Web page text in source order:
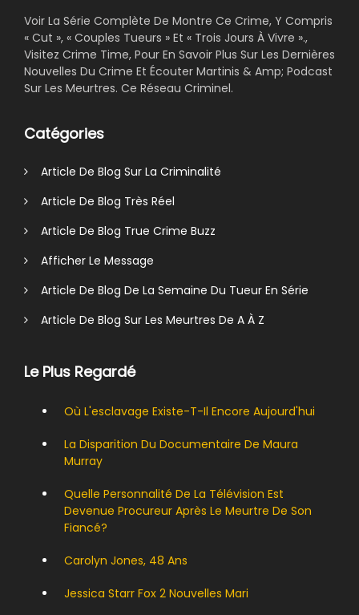
Voir La Série Complète De Montre Ce Crime, Y Compris
« Cut », « Couples Tueurs » Et « Trois Jours À Vivre ».,
Visitez Crime Time, Pour En Savoir Plus Sur Les Dernières
Nouvelles Du Crime Et Écouter Martinis & Amp; Podcast
Sur Les Meurtres. Ce Réseau Criminel.
Catégories
Article De Blog Sur La Criminalité
Article De Blog Très Réel
Article De Blog True Crime Buzz
Afficher Le Message
Article De Blog De La Semaine Du Tueur En Série
Article De Blog Sur Les Meurtres De A À Z
Le Plus Regardé
Où L'esclavage Existe-T-Il Encore Aujourd'hui
La Disparition Du Documentaire De Maura
Murray
Quelle Personnalité De La Télévision Est
Devenue Procureur Après Le Meurtre De Son
Fiancé?
Carolyn Jones, 48 ​​ans
Jessica Starr Fox 2 Nouvelles Mari